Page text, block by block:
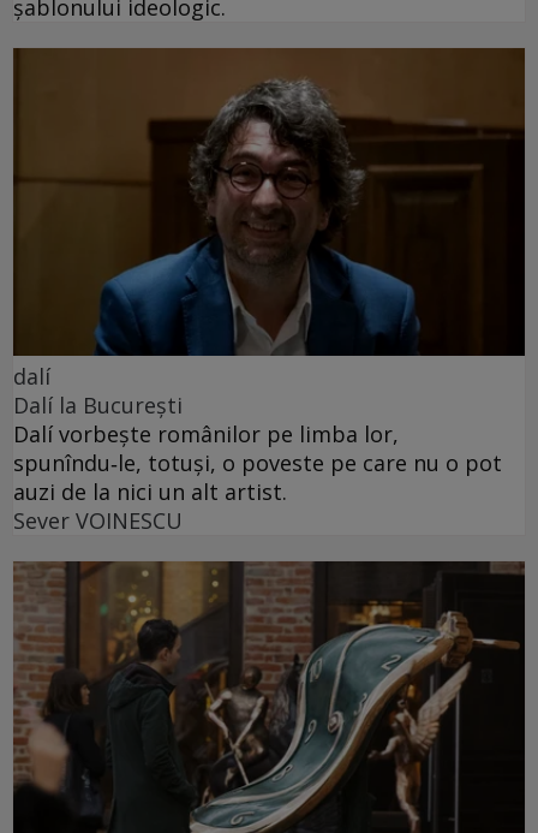
șablonului ideologic.
dalí
Dalí la București
Dalí vorbește românilor pe limba lor,
spunîndu‑le, totuși, o poveste pe care nu o pot
auzi de la nici un alt artist.
Sever VOINESCU